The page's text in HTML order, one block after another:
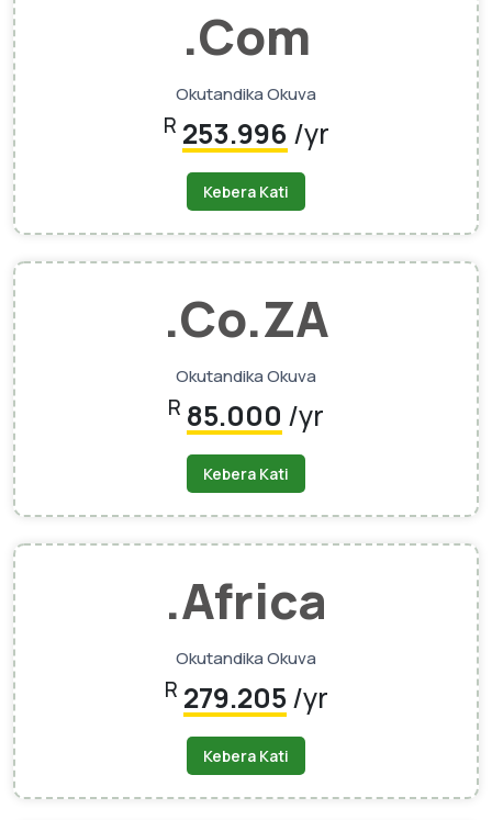
.Com
Okutandika Okuva
R 253.996 /yr
Kebera Kati
.Co.ZA
Okutandika Okuva
R 85.000 /yr
Kebera Kati
.africa
Okutandika Okuva
R 279.205/yr
Kebera Kati